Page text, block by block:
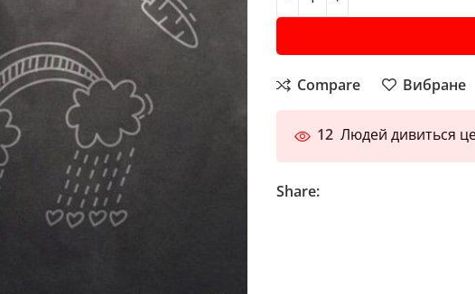
Compare Вибране
12 Людей дивиться
Share: